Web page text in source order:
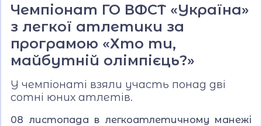
Чемпіонат ГО ВФСТ «Україна»
з легкої атлетики за
програмою «Хто ти,
майбутній олімпієць?»
У чемпіонаті взяли участь понад дві
сотні юних атлетів.
08 листопада в легкоатлетичному манежі